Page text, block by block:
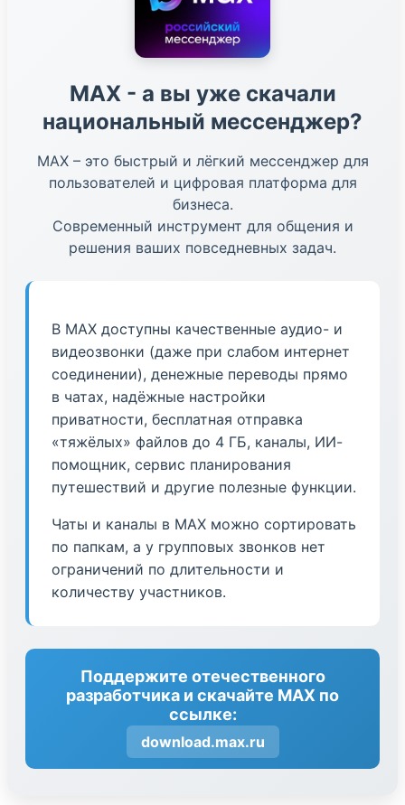
МАХ - а вы уже скачали
национальный мессенджер?
МАХ – это быстрый и лёгкий мессенджер для
пользователей и цифровая платформа для
бизнеса.
Современный инструмент для общения и
решения ваших повседневных задач.
В МАХ доступны качественные аудио- и
видеозвонки (даже при слабом интернет
соединении), денежные переводы прямо
в чатах, надёжные настройки
приватности, бесплатная отправка
«тяжёлых» файлов до 4 ГБ, каналы, ИИ-
помощник, сервис планирования
путешествий и другие полезные функции.
Чаты и каналы в МАХ можно сортировать
по папкам, а у групповых звонков нет
ограничений по длительности и
количеству участников.
Поддержите отечественного
разработчика и скачайте МАХ по
ссылке:
download.max.ru